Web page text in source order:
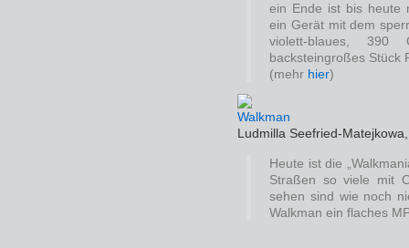
ein Ende ist bis heute
ein Gerät mit dem
violett-blaues, 390
backsteingroßes Stück
(mehr hier)
Ludmilla Seefried-
Heute ist die
Straßen so viele mit
sehen sind wie noch
Walkman ein flaches